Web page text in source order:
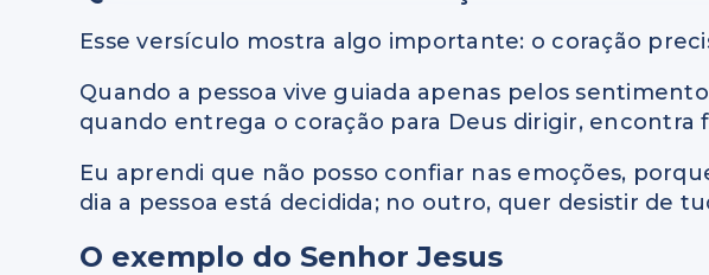
Esse versículo mostra algo importante: o coração
Quando a pessoa vive guiada apenas pelos
quando entrega o coração para Deus dirigir, encontra
Eu aprendi que não posso confiar nas emoções,
dia a pessoa está decidida; no outro, quer desistir de
O exemplo do Senhor Jesus